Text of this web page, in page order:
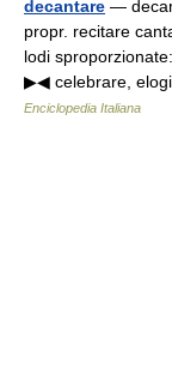
decantare —
propr. recitare
lodi
▶◀ celebrare,
Enciclopedia Italiana